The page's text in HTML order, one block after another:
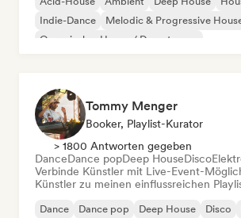
Indie-Dance
Melodic & Progressive
Organischer House / Downtempo
Tommy Menger
Booker, Playlist-Kurator
> 1800 Antworten gegeben
DanceDance popDeep HouseDisco
Verbinde Künstler mit Live-Event-
Künstler zu meinen einflussreichen
Dance Dance pop Deep House Disco